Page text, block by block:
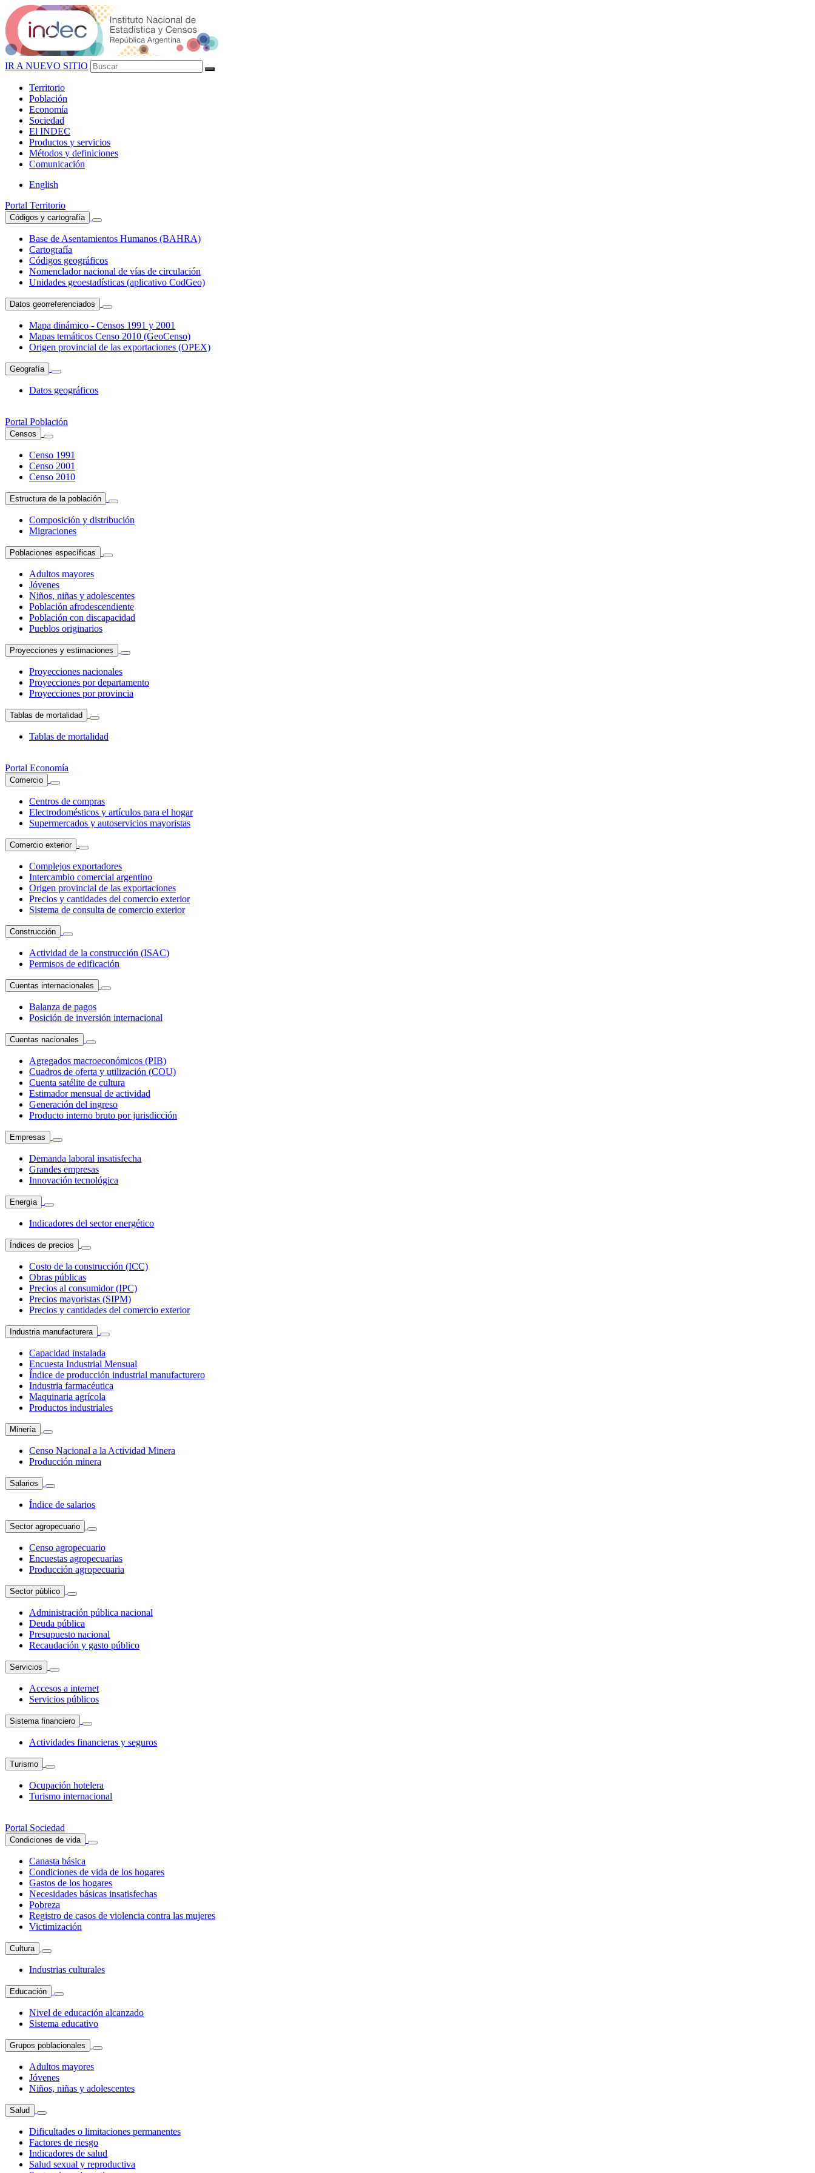
IR A NUEVO SITIO
Territorio
Población
Economía
Sociedad
El INDEC
Productos y servicios
Métodos y definiciones
Comunicación
English
Portal Territorio
Códigos y cartografía
Base de Asentamientos Humanos (BAHRA)
Cartografía
Códigos geográficos
Nomenclador nacional de vías de circulación
Unidades geoestadísticas (aplicativo CodGeo)
Datos georreferenciados
Mapa dinámico - Censos 1991 y 2001
Mapas temáticos Censo 2010 (GeoCenso)
Origen provincial de las exportaciones (OPEX)
Geografía
Datos geográficos
Portal Población
Censos
Censo 1991
Censo 2001
Censo 2010
Estructura de la población
Composición y distribución
Migraciones
Poblaciones específicas
Adultos mayores
Jóvenes
Niños, niñas y adolescentes
Población afrodescendiente
Población con discapacidad
Pueblos originarios
Proyecciones y estimaciones
Proyecciones nacionales
Proyecciones por departamento
Proyecciones por provincia
Tablas de mortalidad
Tablas de mortalidad
Portal Economía
Comercio
Centros de compras
Electrodomésticos y artículos para el hogar
Supermercados y autoservicios mayoristas
Comercio exterior
Complejos exportadores
Intercambio comercial argentino
Origen provincial de las exportaciones
Precios y cantidades del comercio exterior
Sistema de consulta de comercio exterior
Construcción
Actividad de la construcción (ISAC)
Permisos de edificación
Cuentas internacionales
Balanza de pagos
Posición de inversión internacional
Cuentas nacionales
Agregados macroeconómicos (PIB)
Cuadros de oferta y utilización (COU)
Cuenta satélite de cultura
Estimador mensual de actividad
Generación del ingreso
Producto interno bruto por jurisdicción
Empresas
Demanda laboral insatisfecha
Grandes empresas
Innovación tecnológica
Energía
Indicadores del sector energético
Índices de precios
Costo de la construcción (ICC)
Obras públicas
Precios al consumidor (IPC)
Precios mayoristas (SIPM)
Precios y cantidades del comercio exterior
Industria manufacturera
Capacidad instalada
Encuesta Industrial Mensual
Índice de producción industrial manufacturero
Industria farmacéutica
Maquinaria agrícola
Productos industriales
Minería
Censo Nacional a la Actividad Minera
Producción minera
Salarios
Índice de salarios
Sector agropecuario
Censo agropecuario
Encuestas agropecuarias
Producción agropecuaria
Sector público
Administración pública nacional
Deuda pública
Presupuesto nacional
Recaudación y gasto público
Servicios
Accesos a internet
Servicios públicos
Sistema financiero
Actividades financieras y seguros
Turismo
Ocupación hotelera
Turismo internacional
Portal Sociedad
Condiciones de vida
Canasta básica
Condiciones de vida de los hogares
Gastos de los hogares
Necesidades básicas insatisfechas
Pobreza
Registro de casos de violencia contra las mujeres
Victimización
Cultura
Industrias culturales
Educación
Nivel de educación alcanzado
Sistema educativo
Grupos poblacionales
Adultos mayores
Jóvenes
Niños, niñas y adolescentes
Salud
Dificultades o limitaciones permanentes
Factores de riesgo
Indicadores de salud
Salud sexual y reproductiva